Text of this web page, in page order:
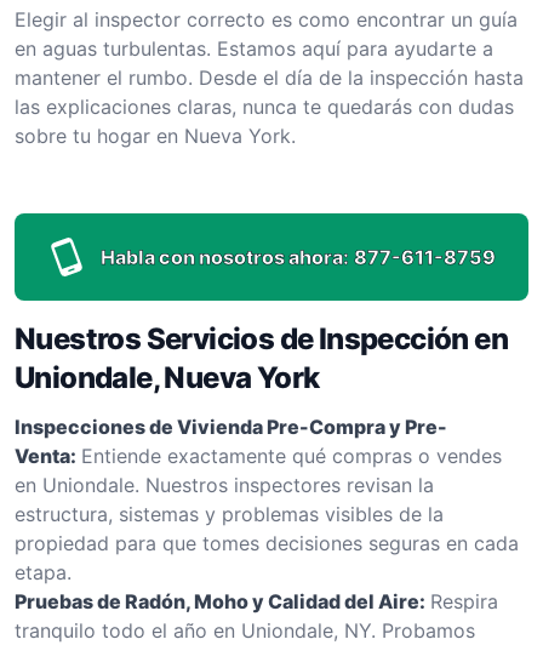
Elegir al inspector correcto es como encontrar un guía
en aguas turbulentas. Estamos aquí para ayudarte a
mantener el rumbo. Desde el día de la inspección hasta
las explicaciones claras, nunca te quedarás con dudas
sobre tu hogar en Nueva York.
Habla con nosotros ahora: 877-611-8759
Nuestros Servicios de Inspección en
Uniondale, Nueva York
Inspecciones de Vivienda Pre-Compra y Pre-
Venta: Entiende exactamente qué compras o vendes
en Uniondale. Nuestros inspectores revisan la
estructura, sistemas y problemas visibles de la
propiedad para que tomes decisiones seguras en cada
etapa.
Pruebas de Radón, Moho y Calidad del Aire: Respira
tranquilo todo el año en Uniondale, NY. Probamos